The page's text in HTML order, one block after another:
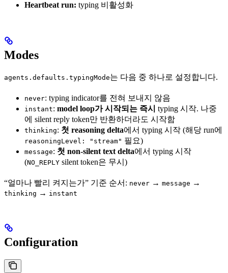
Heartbeat run: typing 비활성화
Modes
agents.defaults.typingMode는 다음 중 하나로 설정합니다.
never: typing indicator를 전혀 보내지 않음
instant: model loop가 시작되는 즉시 typing 시작. 나중
에 silent reply token만 반환하더라도 시작함
thinking: 첫 reasoning delta에서 typing 시작 (해당 run에
reasoningLevel: "stream" 필요)
message: 첫 non-silent text delta에서 typing 시작
(NO_REPLY silent token은 무시)
“얼마나 빨리 켜지는가” 기준 순서: never → message →
thinking → instant
Configuration